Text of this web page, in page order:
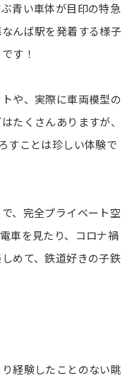
青い車体が目印の特急
んば駅を発着する様子
す！
や、実際に車両模型の
たくさんありますが、
すことは珍しい体験で
、完全プライベート空
車を見たり、コロナ禍
めて、鉄道好きの子鉄
経験したことのない眺